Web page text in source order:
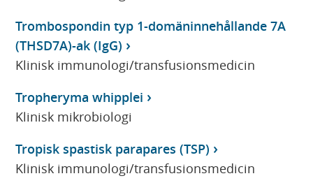
Trombospondin typ 1-domäninnehållande 7A
(THSD7A)-ak (IgG)
Klinisk immunologi/transfusionsmedicin
Tropheryma whipplei
Klinisk mikrobiologi
Tropisk spastisk parapares (TSP)
Klinisk immunologi/transfusionsmedicin